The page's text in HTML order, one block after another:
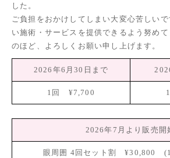
した。
ご負担をおかけしてしまい大変心苦しい
い施術・サービスを提供できるよう努め
のほど、よろしくお願い申し上げます。
2026年6月30日まで
1回 ¥7,700
2026年7月より販売開
眼周囲 4回セット割 ¥30,800
ブログ